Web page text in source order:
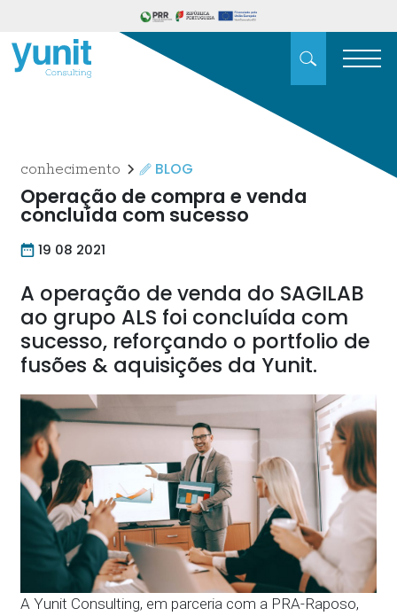
conhecimento BLOG
Operação de compra e venda
concluída com sucesso
19 08 2021
A operação de venda do SAGILAB
ao grupo ALS foi concluída com
sucesso, reforçando o portfolio de
fusões & aquisições da Yunit.
A Yunit Consulting, em parceria com a PRA-Raposo,